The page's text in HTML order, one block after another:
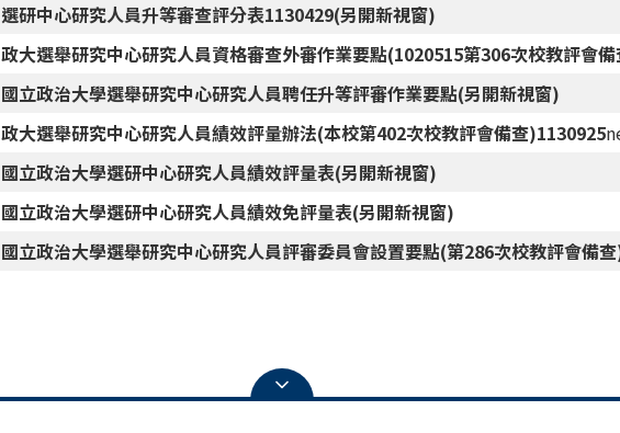
選研中心研究人員升等審查評分表1130429(另開新視窗)
政大選舉研究中心研究人員資格審查外審作業要點(1020515第306次校教評會
國立政治大學選舉研究中心研究人員聘任升等評審作業要點(另開新視窗)
政大選舉研究中心研究人員績效評量辦法(本校第402次校教評會備查)1130925
國立政治大學選研中心研究人員績效評量表(另開新視窗)
國立政治大學選研中心研究人員績效免評量表(另開新視窗)
國立政治大學選舉研究中心研究人員評審委員會設置要點(第286次校教評會備